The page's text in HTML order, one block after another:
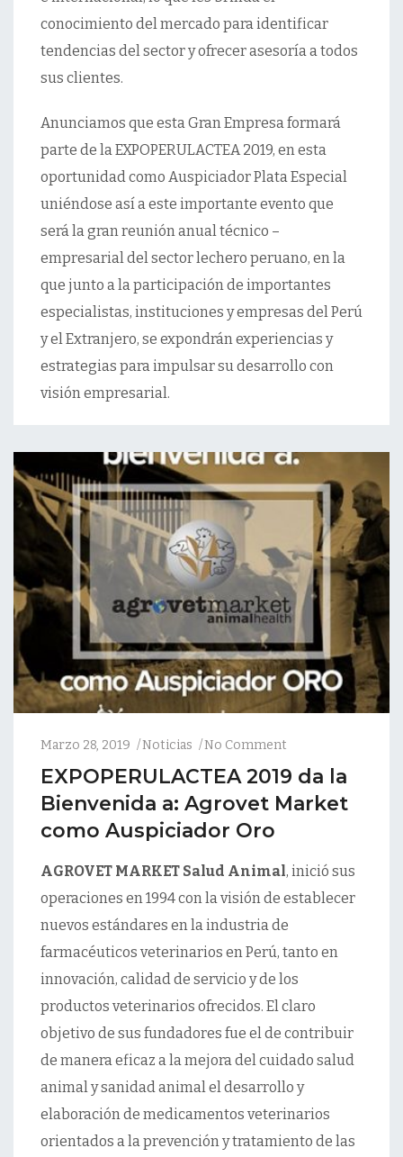
conocimiento del mercado para identificar
tendencias del sector y ofrecer asesoría a todos
sus clientes.
Anunciamos que esta Gran Empresa formará
parte de la EXPOPERULACTEA 2019, en esta
oportunidad como Auspiciador Plata Especial
uniéndose así a este importante evento que
será la gran reunión anual técnico –
empresarial del sector lechero peruano, en la
que junto a la participación de importantes
especialistas, instituciones y empresas del Perú
y el Extranjero, se expondrán experiencias y
estrategias para impulsar su desarrollo con
visión empresarial.
Marzo 28, 2019 Noticias No Comment
EXPOPERULACTEA 2019 da la
Bienvenida a: Agrovet Market
como Auspiciador Oro
AGROVET MARKET Salud Animal, inició sus
operaciones en 1994 con la visión de establecer
nuevos estándares en la industria de
farmacéuticos veterinarios en Perú, tanto en
innovación, calidad de servicio y de los
productos veterinarios ofrecidos. El claro
objetivo de sus fundadores fue el de contribuir
de manera eficaz a la mejora del cuidado salud
animal y sanidad animal el desarrollo y
elaboración de medicamentos veterinarios
orientados a la prevención y tratamiento de las